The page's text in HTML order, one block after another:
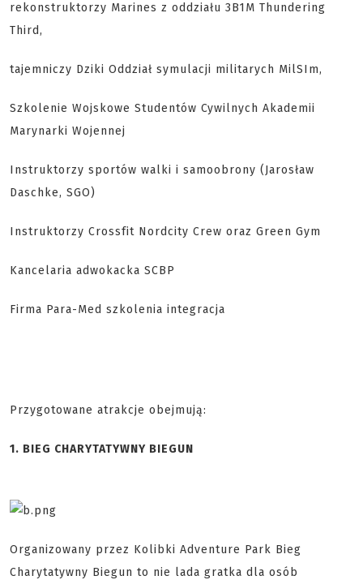
rekonstruktorzy Marines z oddziału 3B1M Thundering
Third,
tajemniczy Dziki Oddział symulacji militarych MilSIm,
Szkolenie Wojskowe Studentów Cywilnych Akademii
Marynarki Wojennej
Instruktorzy sportów walki i samoobrony (Jarosław
Daschke, SGO)
Instruktorzy Crossfit Nordcity Crew oraz Green Gym
Kancelaria adwokacka SCBP
Firma Para-Med szkolenia integracja
Przygotowane atrakcje obejmują:
1. BIEG CHARYTATYWNY BIEGUN
Organizowany przez Kolibki Adventure Park Bieg
Charytatywny Biegun to nie lada gratka dla osób